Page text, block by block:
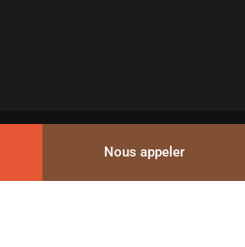
Nous appeler